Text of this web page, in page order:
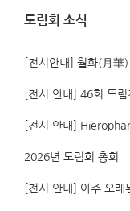
도림회 소식
[전시안내] 월화(月
[전시 안내] 46회 도
[전시 안내]
2026년 도림회 총회
[전시 안내] 아주 오